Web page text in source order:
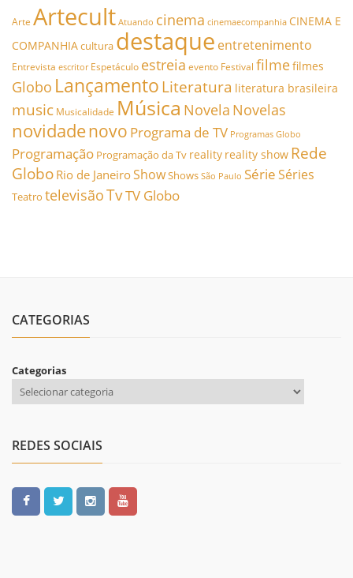
Arte Artecult Atuando cinema cinemaecompanhia CINEMA E
COMPANHIAcultura destaque entretenimento
Entrevista escritor Espetáculo estreia evento Festival filmefilmes
Globo Lançamento Literatura literatura brasileira
music Musicalidade Música Novela Novelas
novidadenovo Programa de TV Programas Globo
Programação Programação da Tv reality reality show Rede
Globo Rio de JaneiroShowShows São Paulo SérieSéries
Teatro televisãoTvTV Globo
CATEGORIAS
Categorias
REDES SOCIAIS